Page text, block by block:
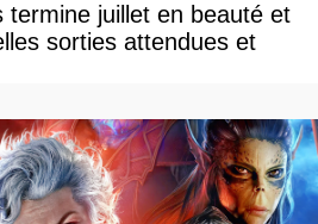
termine juillet en beauté et
sorties attendues et